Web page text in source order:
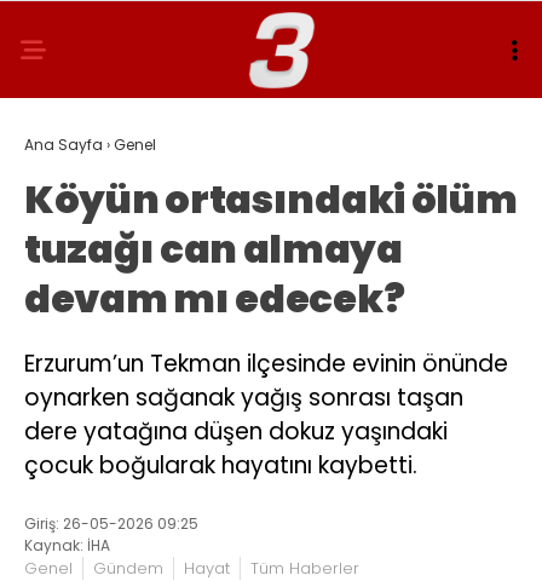
Ana Sayfa ›Genel
Köyün ortasındaki ölüm
tuzağı can almaya
devam mı edecek?
Erzurum’un Tekman ilçesinde evinin önünde
oynarken sağanak yağış sonrası taşan
dere yatağına düşen dokuz yaşındaki
çocuk boğularak hayatını kaybetti.
Giriş: 26-05-2026 09:25
Kaynak: İHA
Genel Gündem Hayat Tüm Haberler